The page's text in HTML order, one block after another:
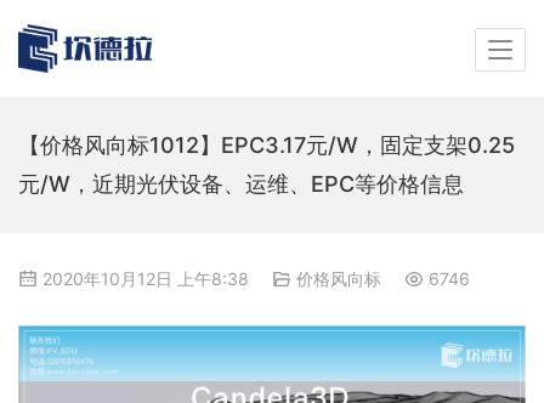
【价格风向标1012】EPC3.17元/W，固定支架0.25
元/W，近期光伏设备、运维、EPC等价格信息
2020年10月12日 上午8:38 价格风向标 6746